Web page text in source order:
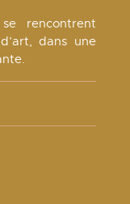
rencontrent
dans une